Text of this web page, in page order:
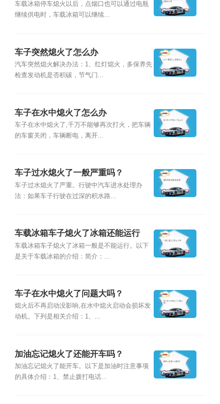
车载冰箱停车熄火以后，点烟口也可以通过电瓶
继续供电时，车载冰箱可以继续...
车子突然熄火了怎么办
汽车突然熄火解决办法：1、红灯熄火，多保养先
检查发动机是否积碳，节气门...
车子在水中熄火了怎么办
车子在水中熄火了,千万不能够再次打火，把车辆
的车窗关闭，车辆断电，离开...
车子过水熄火了一般严重吗？
车子过水熄火了严重。行驶中汽车进水处理办
法：如果车子行驶在过深的积水路...
车载冰箱车子熄火了冰箱还能运行
吗？
车载冰箱车子熄火了冰箱一般是不能运行。以下
是关于车载冰箱的介绍：简介：...
车子在水中熄火了问题大吗？
熄火后不再启动没影响,在水中熄火启动会损坏发
动机。下列是相关介绍：1、...
加油忘记熄火了还能开车吗？
加油忘记熄火了能开车。以下是加油时注意事项
的具体介绍：1、禁止拨打电话...